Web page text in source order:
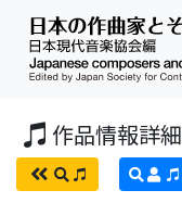
作品情報詳細